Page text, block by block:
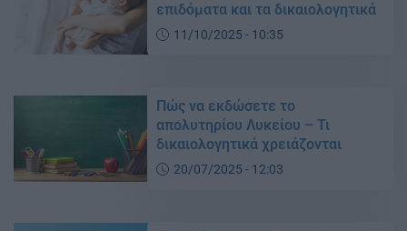
επιδόματα και τα δικαιολογητικά
11/10/2025 - 10:35
Πώς να εκδώσετε το
απολυτηρίου Λυκείου – Τι
δικαιολογητικά χρειάζονται
20/07/2025 - 12:03